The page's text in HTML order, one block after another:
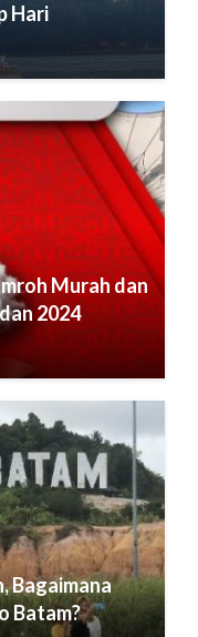
Hari
Murah dan
2024
Bagaimana
Batam?